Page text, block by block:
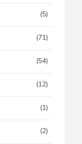
(5)
(71)
(54)
(12)
(1)
(2)